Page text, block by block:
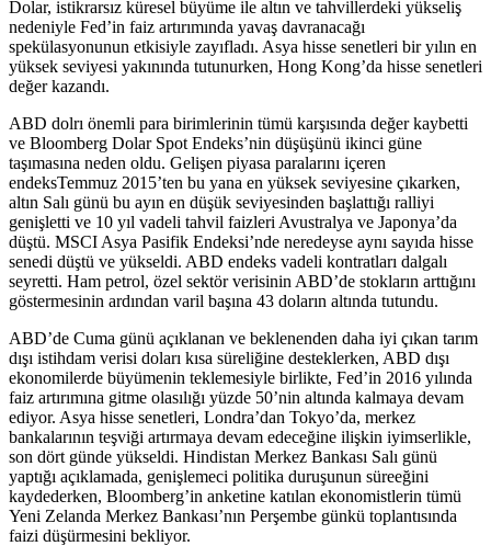
Dolar, istikrarsız küresel büyüme ile altın ve tahvillerdeki yükseliş
nedeniyle Fed’in faiz artırımında yavaş davranacağı
spekülasyonunun etkisiyle zayıfladı. Asya hisse senetleri bir yılın en
yüksek seviyesi yakınında tutunurken, Hong Kong’da hisse senetleri
değer kazandı.
ABD dolrı önemli para birimlerinin tümü karşısında değer kaybetti
ve Bloomberg Dolar Spot Endeks’nin düşüşünü ikinci güne
taşımasına neden oldu. Gelişen piyasa paralarını içeren
endeksTemmuz 2015’ten bu yana en yüksek seviyesine çıkarken,
altın Salı günü bu ayın en düşük seviyesinden başlattığı ralliyi
genişletti ve 10 yıl vadeli tahvil faizleri Avustralya ve Japonya’da
düştü. MSCI Asya Pasifik Endeksi’nde neredeyse aynı sayıda hisse
senedi düştü ve yükseldi. ABD endeks vadeli kontratları dalgalı
seyretti. Ham petrol, özel sektör verisinin ABD’de stokların arttığını
göstermesinin ardından varil başına 43 doların altında tutundu.
ABD’de Cuma günü açıklanan ve beklenenden daha iyi çıkan tarım
dışı istihdam verisi doları kısa süreliğine desteklerken, ABD dışı
ekonomilerde büyümenin teklemesiyle birlikte, Fed’in 2016 yılında
faiz artırımına gitme olasılığı yüzde 50’nin altında kalmaya devam
ediyor. Asya hisse senetleri, Londra’dan Tokyo’da, merkez
bankalarının teşviği artırmaya devam edeceğine ilişkin iyimserlikle,
son dört günde yükseldi. Hindistan Merkez Bankası Salı günü
yaptığı açıklamada, genişlemeci politika duruşunun süreeğini
kaydederken, Bloomberg’in anketine katılan ekonomistlerin tümü
Yeni Zelanda Merkez Bankası’nın Perşembe günkü toplantısında
faizi düşürmesini bekliyor.